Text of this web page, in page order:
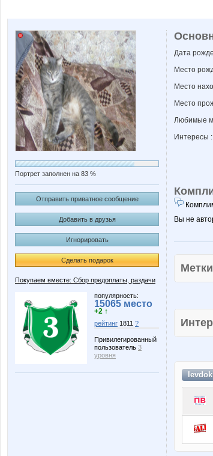
Портрет заполнен на 83 %
Отправить приватное сообщение
Добавить в друзья
Игнорировать
Сделать подарок
Покупаем вместе: Сбор предоплаты, раздачи
популярность:
15065 место
+2 ↑
рейтинг 1811 ?
Привилегированный
пользователь 3
уровня
Дата
Место
Место
Место
Любимые
Интересы :
Вы не